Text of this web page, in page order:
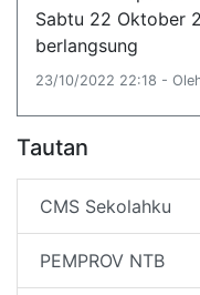
Sabtu 22 Oktober
berlangsung
23/10/2022 22:18 -
Tautan
CMS Sekolahku
PEMPROV NTB